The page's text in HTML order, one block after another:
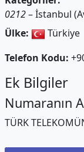
0212– İstanbul
Ülke:
Türkiye
Telefon Kodu:
Ek Bilgiler
Numaranın
TÜRK